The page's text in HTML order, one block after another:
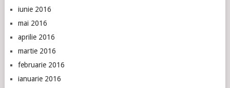
iunie 2016
mai 2016
aprilie 2016
martie 2016
februarie 2016
ianuarie 2016